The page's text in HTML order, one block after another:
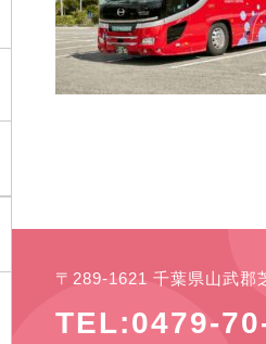
〒289-1621 千葉県山武郡
TEL:0479-